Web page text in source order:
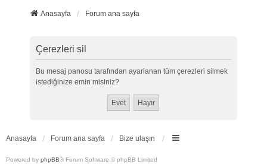
Anasayfa Forum ana sayfa
Çerezleri sil
Bu mesaj panosu tarafından ayarlanan tüm çerezleri silmek
istediğinize emin misiniz?
Anasayfa Forum ana sayfa Bize ulaşın
Powered by phpBB® Forum Software © phpBB Limited